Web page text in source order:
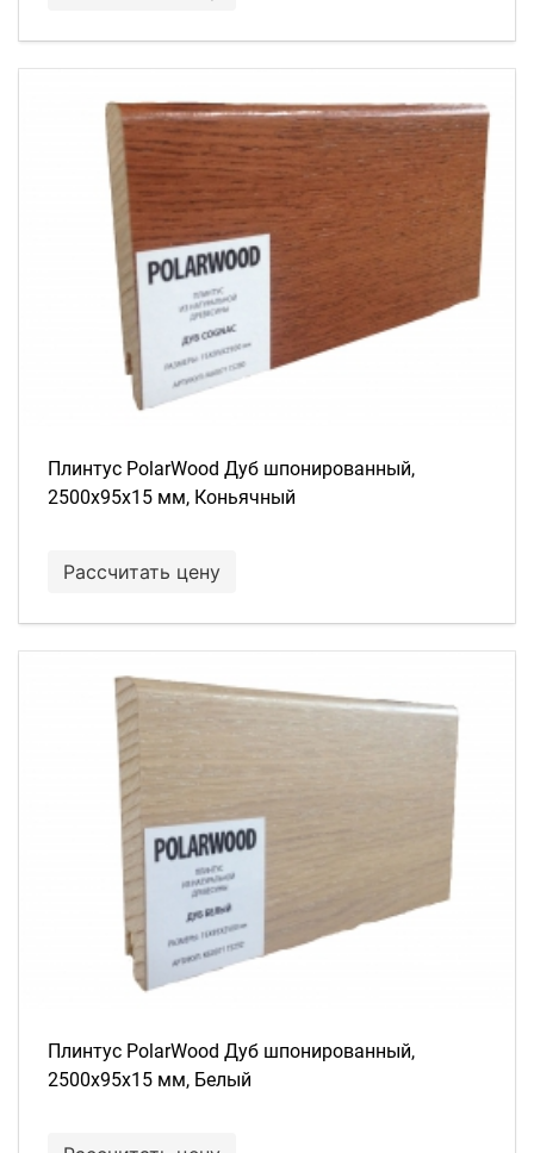
Плинтус PolarWood Дуб шпонированный,
2500х95х15 мм, Коньячный
Рассчитать цену
Плинтус PolarWood Дуб шпонированный,
2500х95х15 мм, Белый